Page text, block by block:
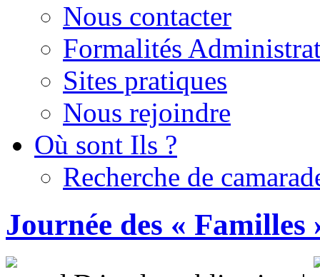
Nous contacter
Formalités
Sites pratiques
Nous rejoindre
Où sont Ils ?
Recherche de
Journée des « Familles